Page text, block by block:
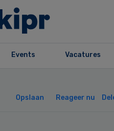
Events Vacatures
Opslaan Reageer nu